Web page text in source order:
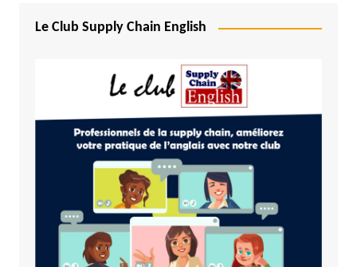
Le Club Supply Chain English